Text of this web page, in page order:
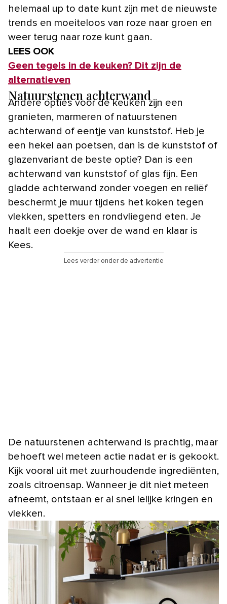
helemaal up to date kunt zijn met de nieuwste
trends en moeiteloos van roze naar groen en
weer terug naar roze kunt gaan.
LEES OOK
Geen tegels in de keuken? Dit zijn de
alternatieven
Natuurstenen achterwand
Andere opties voor de keuken zijn een
granieten, marmeren of natuurstenen
achterwand of eentje van kunststof. Heb je
een hekel aan poetsen, dan is de kunststof of
glazenvariant de beste optie? Dan is een
achterwand van kunststof of glas fijn. Een
gladde achterwand zonder voegen en reliëf
beschermt je muur tijdens het koken tegen
vlekken, spetters en rondvliegend eten. Je
haalt een doekje over de wand en klaar is
Kees.
Lees verder onder de advertentie
De natuurstenen achterwand is prachtig, maar
behoeft wel meteen actie nadat er is gekookt.
Kijk vooral uit met zuurhoudende ingrediënten,
zoals citroensap. Wanneer je dit niet meteen
afneemt, ontstaan er al snel lelijke kringen en
vlekken.